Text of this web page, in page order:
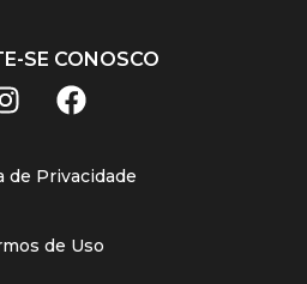
SE CONOSCO
de Privacidade
de Uso